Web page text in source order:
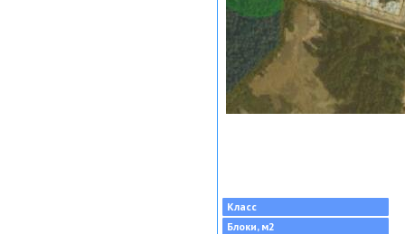
Класс
Блоки, м2